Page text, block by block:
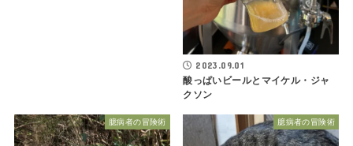
2023.09.01
酸っぱいビールとマイケル・ジャ
クソン
臆病者の冒険術 臆病者の冒険術